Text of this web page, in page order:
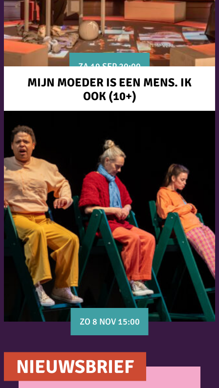
ZA 19 SEP 20:00
MIJN MOEDER IS EEN MENS. IK
OOK (10+)
ZO 8 NOV 15:00
NIEUWSBRIEF